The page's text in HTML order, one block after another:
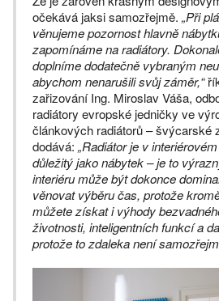
očekává jaksi samozřejmě. „Při
věnujeme pozornost hlavně
zapomínáme na radiátory.
doplníme dodatečně vybraným
abychom nenarušili svůj záměr,“
zařizování Ing. Miroslav Váša,
radiátory evropské jedničky ve
článkových radiátorů – švýcarské
dodává: „Radiátor je v
důležitý jako nábytek – je to
interiéru může být dokonce
věnovat výběru čas, protože
můžete získat i výhody
životnosti, inteligentních funkcí a
protože to zdaleka není